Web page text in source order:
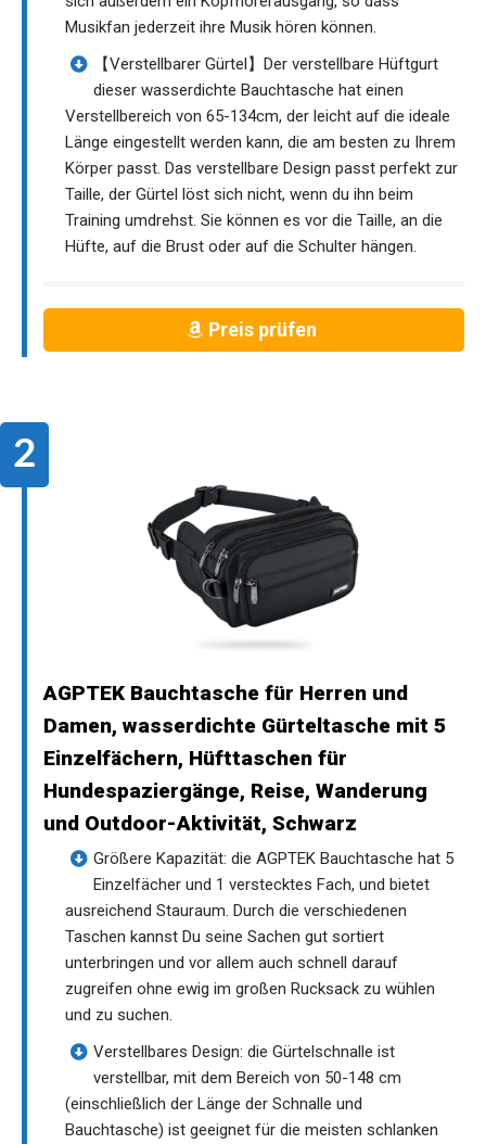
Musikfan jederzeit ihre Musik hören können.
【Verstellbarer Gürtel】Der verstellbare Hüftgurt
dieser wasserdichte Bauchtasche hat einen
Verstellbereich von 65-134cm, der leicht auf die ideale
Länge eingestellt werden kann, die am besten zu Ihrem
Körper passt. Das verstellbare Design passt perfekt zur
Taille, der Gürtel löst sich nicht, wenn du ihn beim
Training umdrehst. Sie können es vor die Taille, an die
Hüfte, auf die Brust oder auf die Schulter hängen.
Preis prüfen
AGPTEK Bauchtasche für Herren und
Damen, wasserdichte Gürteltasche mit 5
Einzelfächern, Hüfttaschen für
Hundespaziergänge, Reise, Wanderung
und Outdoor-Aktivität, Schwarz
Größere Kapazität: die AGPTEK Bauchtasche hat 5
Einzelfächer und 1 verstecktes Fach, und bietet
ausreichend Stauraum. Durch die verschiedenen
Taschen kannst Du seine Sachen gut sortiert
unterbringen und vor allem auch schnell darauf
zugreifen ohne ewig im großen Rucksack zu wühlen
und zu suchen.
Verstellbares Design: die Gürtelschnalle ist
verstellbar, mit dem Bereich von 50-148 cm
(einschließlich der Länge der Schnalle und
Bauchtasche) ist geeignet für die meisten schlanken